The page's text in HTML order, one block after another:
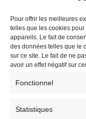
Pour offrir les meilleures
telles que les cookies
appareils. Le fait de
des données telles que le
sur ce site. Le fait de ne
avoir un effet négatif sur
Fonctionnel
Statistiques